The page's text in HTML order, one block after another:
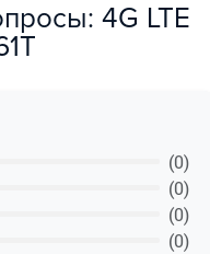
4G LTE
(0)
(0)
(0)
(0)